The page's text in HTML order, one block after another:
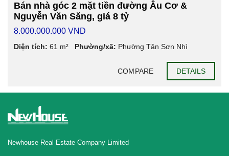
Bán nhà góc 2 mặt tiền đường Âu Cơ &
Nguyễn Văn Săng, giá 8 tỷ
8.000.000.000 VND
Diện tích: 61 m² Phường/xã: Phường Tân Sơn Nhì
COMPARE DETAILS
Newhouse Real Estate Company Limited